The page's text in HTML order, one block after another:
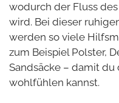
wodurch der Fluss
wird. Bei dieser
werden so viele
zum Beispiel Polster,
Sandsäcke – damit
wohlfühlen kannst.